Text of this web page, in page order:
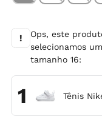
! Ops, este
selecionamos
tamanho16:
1 Tênis